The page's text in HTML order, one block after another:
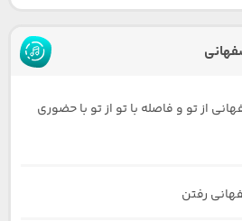
از تو و فاصله با تو از تو با حضوری
رفتن